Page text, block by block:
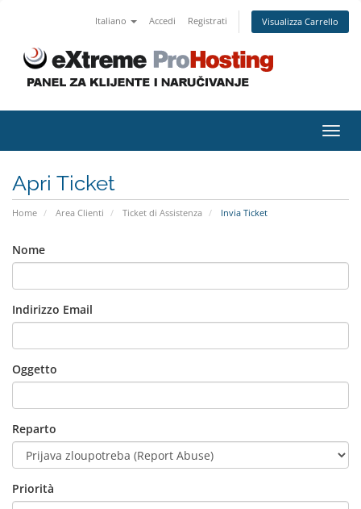
Italiano Accedi Registrati Visualizza Carrello
Attiva
Apri Ticket
Home Area Clienti Ticket di Assistenza Invia Ticket
Nome
Indirizzo Email
Oggetto
Reparto
Priorità